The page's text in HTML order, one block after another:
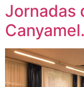
Team
Dienste
Jornadas
Canyamel.